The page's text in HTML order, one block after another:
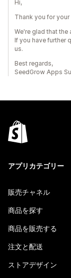
Hi,
Thank you for your
We're glad that the
If you have further
us.
Best regards,
SeedGrow Apps
アプリカテゴリー
販売チャネル
商品を探す
商品を販売する
注文と配送
ストアデザイン